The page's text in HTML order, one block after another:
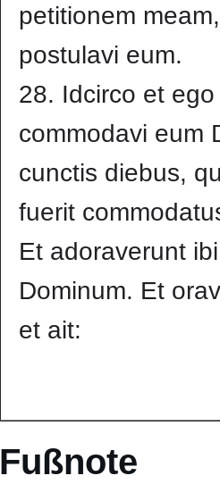
petitionem
postulavi eum.
28. Idcirco et ego
commodavi eum
cunctis diebus,
fuerit
Et adoraverunt ibi
Dominum. Et
et ait:
Fußnote